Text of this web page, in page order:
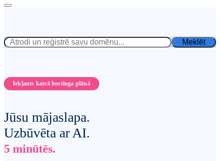
Meklēt
Iekļauts katrā hostinga plānā
Jūsu mājaslapa.
Uzbūvēta ar AI.
5 minūtēs.